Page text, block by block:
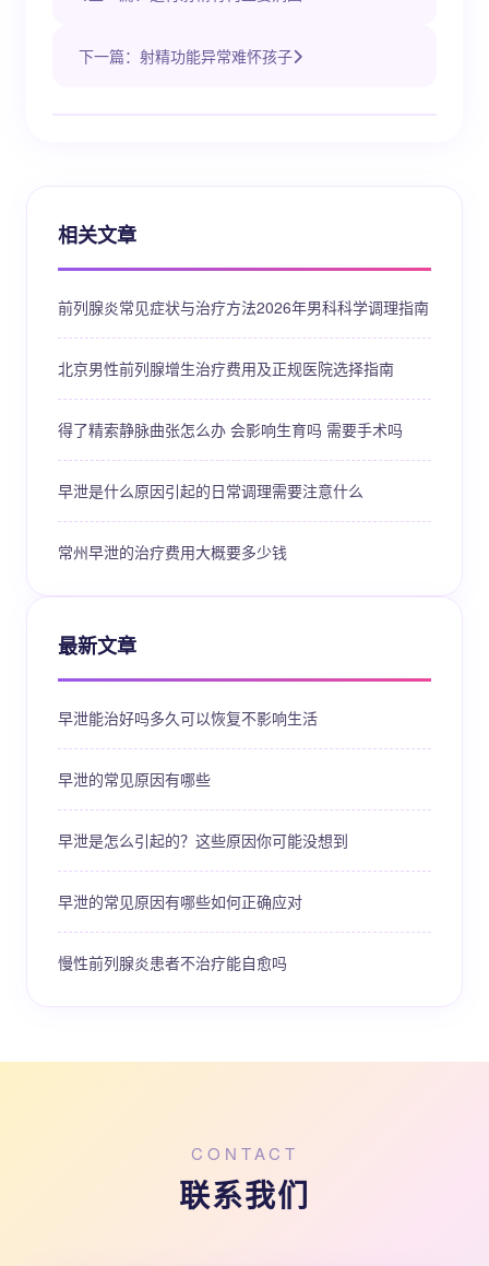
下一篇：射精功能异常难怀孩子
相关文章
前列腺炎常见症状与治疗方法2026年男科科学调理指南
北京男性前列腺增生治疗费用及正规医院选择指南
得了精索静脉曲张怎么办 会影响生育吗 需要手术吗
早泄是什么原因引起的日常调理需要注意什么
常州早泄的治疗费用大概要多少钱
最新文章
早泄能治好吗多久可以恢复不影响生活
早泄的常见原因有哪些
早泄是怎么引起的？这些原因你可能没想到
早泄的常见原因有哪些如何正确应对
慢性前列腺炎患者不治疗能自愈吗
CONTACT
联系我们